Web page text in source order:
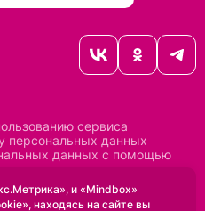
сервиса
персональных данных
данных с помощью
данных с помощью
и «Mindbox»
находясь на сайте вы